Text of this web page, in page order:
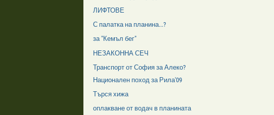
ЛИФТОВЕ
С палатка на планина...?
за "Кемъл бег"
НЕЗАКОННА СЕЧ
Транспорт от София за Алеко?
Национален поход за Рила'09
Търся хижа
оплакване от водач в планината